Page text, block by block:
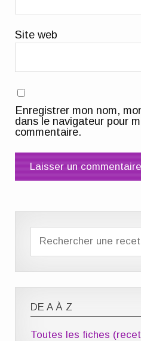
Site web
Enregistrer mon nom,
dans le navigateur pour
commentaire.
DE A À Z
Toutes les fiches